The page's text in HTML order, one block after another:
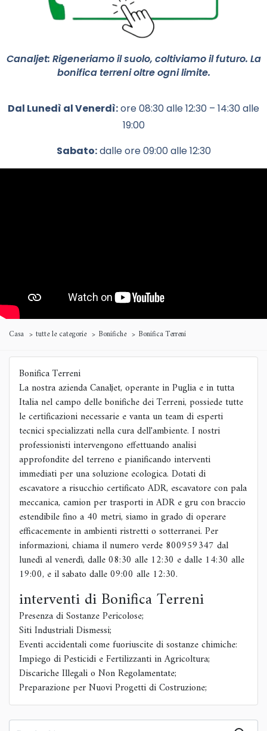
Canaljet: Rigeneriamo il suolo, coltiviamo il futuro. La
bonifica terreni oltre ogni limite.
Dal Lunedì al Venerdì:ore 08:30 alle 12:30 – 14:30 alle
19:00
Sabato:dalle ore 09:00 alle 12:30
Casa tutte le categorie Bonifiche Bonifica Terreni
Bonifica Terreni
La nostra azienda Canaljet, operante in Puglia e in tutta
Italia nel campo delle bonifiche dei Terreni, possiede tutte
le certificazioni necessarie e vanta un team di esperti
tecnici specializzati nella cura dell'ambiente. I nostri
professionisti intervengono effettuando analisi
approfondite del terreno e pianificando interventi
immediati per una soluzione ecologica. Dotati di
escavatore a risucchio certificato ADR, escavatore con pala
meccanica, camion per trasporti in ADR e gru con braccio
estendibile fino a 40 metri, siamo in grado di operare
efficacemente in ambienti ristretti o sotterranei. Per
informazioni, chiama il numero verde 800959347 dal
lunedì al venerdì, dalle 08:30 alle 12:30 e dalle 14:30 alle
19:00, e il sabato dalle 09:00 alle 12:30.
interventi di Bonifica Terreni
Presenza di Sostanze Pericolose;
Siti Industriali Dismessi;
Eventi accidentali come fuoriuscite di sostanze chimiche:
Impiego di Pesticidi e Fertilizzanti in Agricoltura;
Discariche Illegali o Non Regolamentate;
Preparazione per Nuovi Progetti di Costruzione;